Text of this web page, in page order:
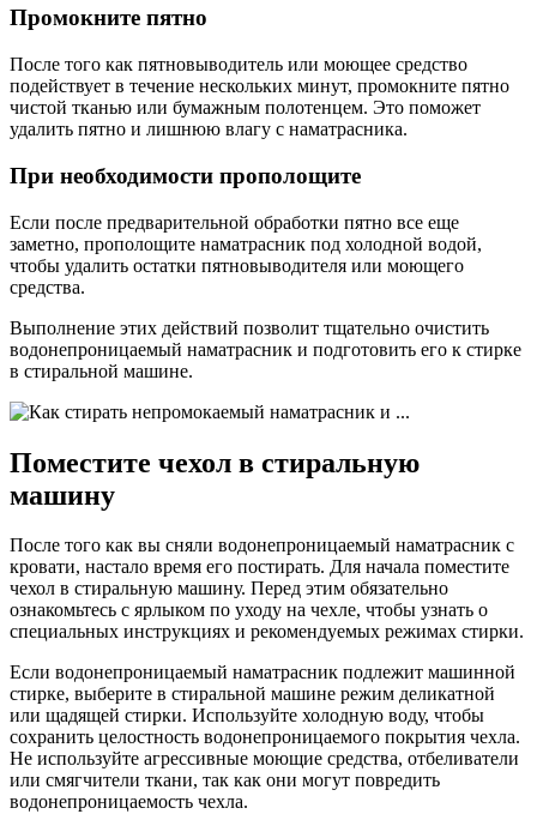
Промокните пятно
После того как пятновыводитель или моющее средство
подействует в течение нескольких минут, промокните пятно
чистой тканью или бумажным полотенцем. Это поможет
удалить пятно и лишнюю влагу с наматрасника.
При необходимости прополощите
Если после предварительной обработки пятно все еще
заметно, прополощите наматрасник под холодной водой,
чтобы удалить остатки пятновыводителя или моющего
средства.
Выполнение этих действий позволит тщательно очистить
водонепроницаемый наматрасник и подготовить его к стирке
в стиральной машине.
Поместите чехол в стиральную
машину
После того как вы сняли водонепроницаемый наматрасник с
кровати, настало время его постирать. Для начала поместите
чехол в стиральную машину. Перед этим обязательно
ознакомьтесь с ярлыком по уходу на чехле, чтобы узнать о
специальных инструкциях и рекомендуемых режимах стирки.
Если водонепроницаемый наматрасник подлежит машинной
стирке, выберите в стиральной машине режим деликатной
или щадящей стирки. Используйте холодную воду, чтобы
сохранить целостность водонепроницаемого покрытия чехла.
Не используйте агрессивные моющие средства, отбеливатели
или смягчители ткани, так как они могут повредить
водонепроницаемость чехла.